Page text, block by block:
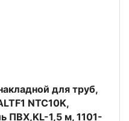
для труб,
NTC10K,
ПВХ,KL-1,5 м, 1101-